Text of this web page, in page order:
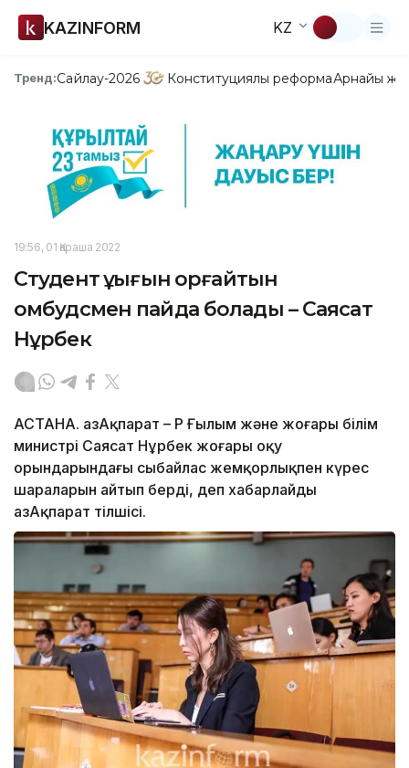
KAZINFORM KZ
Тренд:Сайлау-2026 Конституциялық реформаАрнайы
19:56, 01 Қараша 2022
Студент құқығын қорғайтын
омбудсмен пайда болады – Саясат
Нұрбек
АСТАНА. ҚазАқпарат – ҚР Ғылым және жоғары білім
министрі Саясат Нұрбек жоғары оқу
орындарындағы сыбайлас жемқорлықпен күрес
шараларын айтып берді, деп хабарлайды
ҚазАқпарат тілшісі.